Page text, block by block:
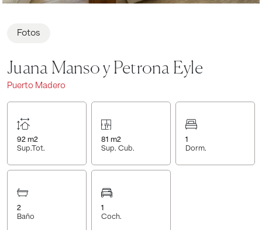
Fotos
Juana Manso y Petrona Eyle
Puerto Madero
92 m2
Sup.Tot.
81 m2
Sup. Cub.
1
Dorm.
2
Baño
1
Coch.